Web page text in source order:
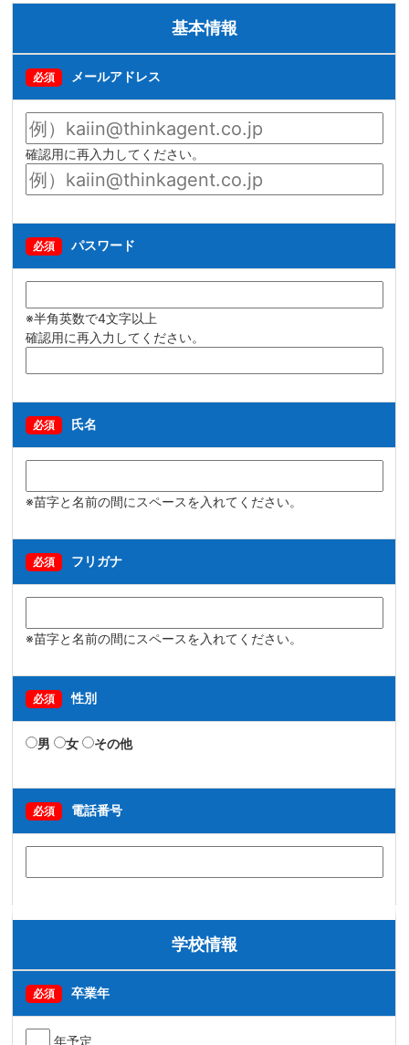
基本情報
必須 メールアドレス
確認用に再入力してください。
必須 パスワード
※半角英数で4文字以上
確認用に再入力してください。
必須 氏名
※苗字と名前の間にスペースを入れてください。
必須 フリガナ
※苗字と名前の間にスペースを入れてください。
必須 性別
男 女 その他
必須 電話番号
学校情報
必須 卒業年
年予定